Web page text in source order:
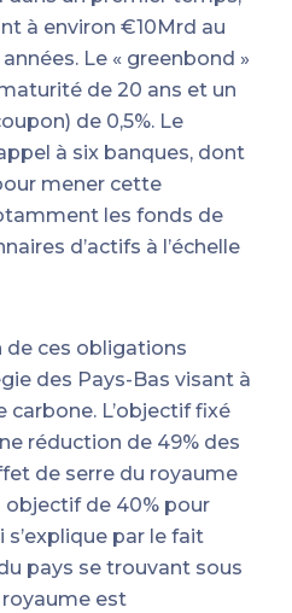
à environ €10Mrd au
Le « greenbond »
de 20 ans et un
de 0,5%. Le
à six banques, dont
mener cette
les fonds de
d’actifs à l’échelle
de ces obligations
des Pays-Bas visant à
L’objectif fixé
réduction de 49% des
de serre du royaume
objectif de 40% pour
s’explique par le fait
pays se trouvant sous
royaume est